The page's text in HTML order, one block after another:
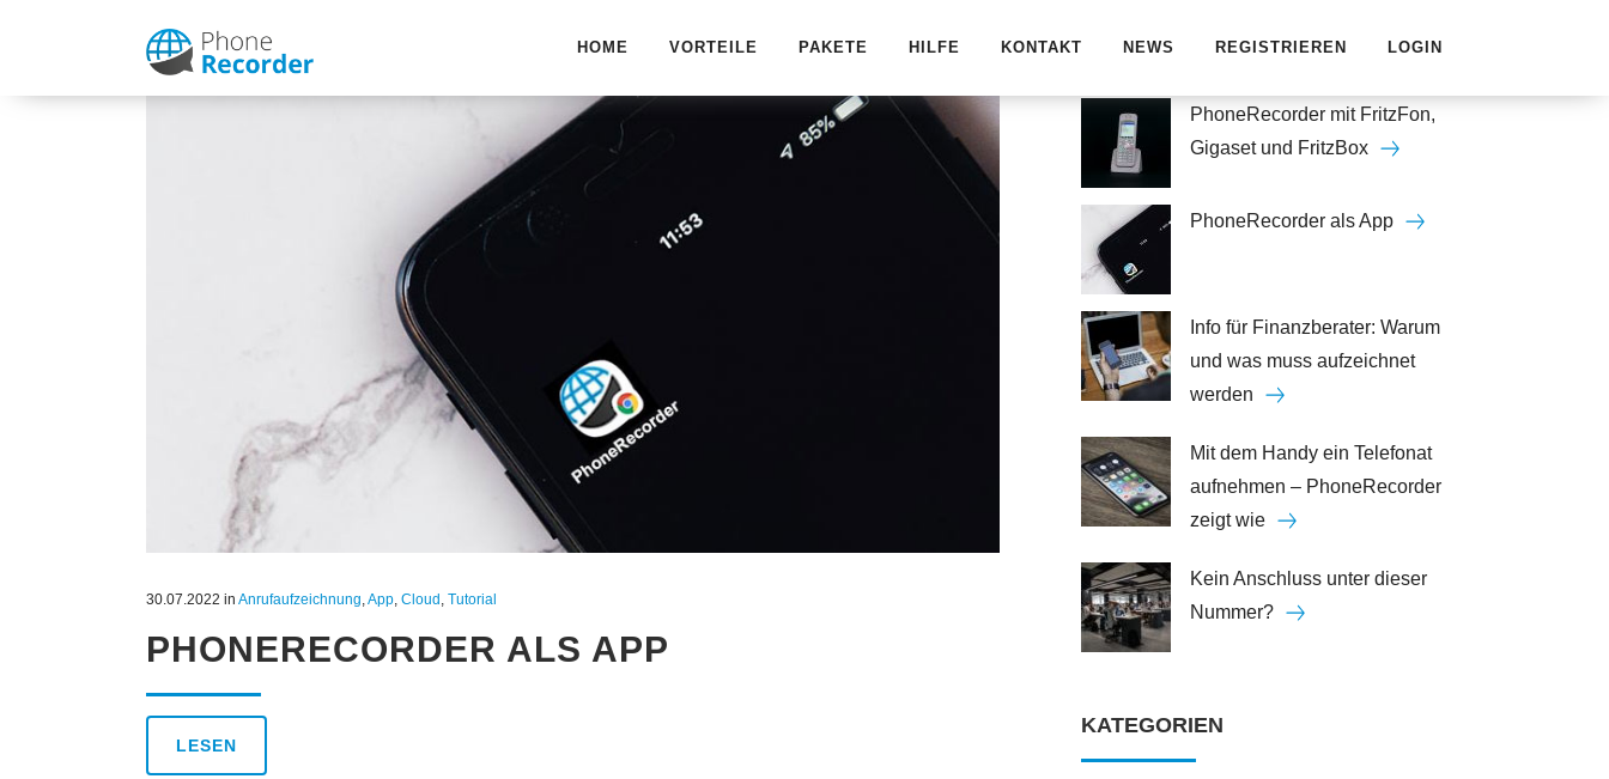
HOME VORTEILE PAKETE HILFE KONTAKT NEWS REGISTRIEREN LOGIN
30.07.2022 in Anrufaufzeichnung,App, Cloud , Tutorial
PHONERECORDER ALS APP
LESEN
PhoneRecorder mit FritzFon,
Gigaset und FritzBox
PhoneRecorder als App
Info für Finanzberater: Warum
und was muss aufzeichnet
werden
Mit dem Handy ein Telefonat
aufnehmen – PhoneRecorder
zeigt wie
Kein Anschluss unter dieser
Nummer?
KATEGORIEN